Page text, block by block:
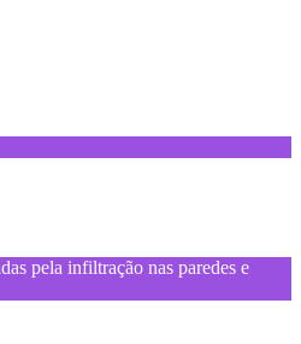
pela infiltração nas paredes e